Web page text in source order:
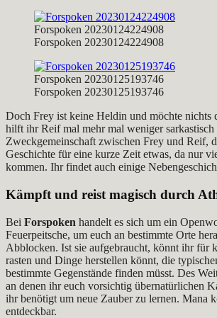
Forspoken 20230124224908
Forspoken 20230124224908
Forspoken 20230125193746
Forspoken 20230125193746
Doch Frey ist keine Heldin und möchte nichts
hilft ihr Reif mal mehr mal weniger
Zweckgemeinschaft zwischen Frey und Reif,
Geschichte für eine kurze Zeit etwas, da nur
kommen. Ihr findet auch einige
Kämpft und reist magisch durch
Bei Forspoken handelt es sich um ein
Feuerpeitsche, um euch an bestimmte Orte
Abblocken. Ist sie aufgebraucht, könnt ihr für
rasten und Dinge herstellen könnt, die
bestimmte Gegenstände finden müsst. Des
an denen ihr euch vorsichtig übernatürlichen
ihr benötigt um neue Zauber zu lernen. Mana
entdeckbar.